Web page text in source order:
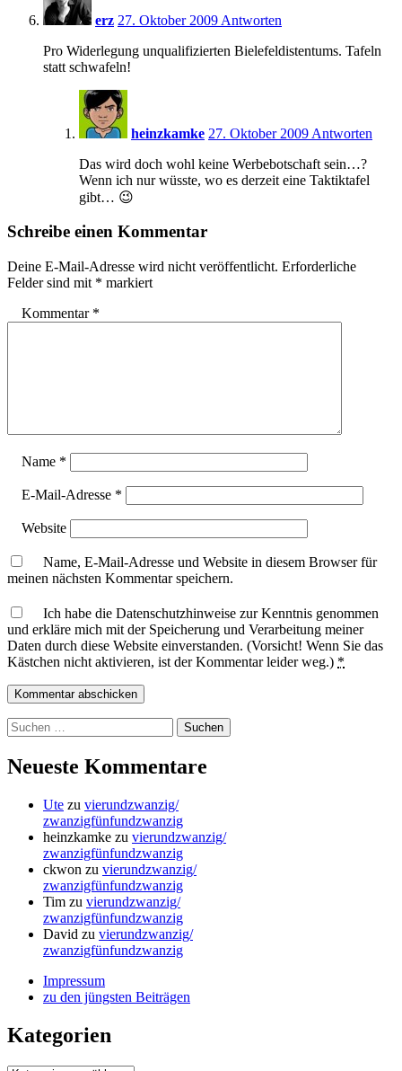
erz 27. Oktober 2009 Antworten
Pro Widerlegung unqualifizierten Bielefeldistentums. Tafeln
statt schwafeln!
heinzkamke 27. Oktober 2009 Antworten
Das wird doch wohl keine Werbebotschaft sein…?
Wenn ich nur wüsste, wo es derzeit eine Taktiktafel
gibt… 😉
Schreibe einen Kommentar
Deine E-Mail-Adresse wird nicht veröffentlicht. Erforderliche
Felder sind mit * markiert
Kommentar *
Name *
E-Mail-Adresse *
Website
Name, E-Mail-Adresse und Website in diesem Browser für
meinen nächsten Kommentar speichern.
Ich habe die Datenschutzhinweise zur Kenntnis genommen
und erkläre mich mit der Speicherung und Verarbeitung meiner
Daten durch diese Website einverstanden. (Vorsicht! Wenn Sie das
Kästchen nicht aktivieren, ist der Kommentar leider weg.) *
Suchen
nach:
Neueste Kommentare
Ute zu vierundzwanzig/
zwanzigfünfundzwanzig
heinzkamke zu vierundzwanzig/
zwanzigfünfundzwanzig
ckwon zu vierundzwanzig/
zwanzigfünfundzwanzig
Tim zu vierundzwanzig/
zwanzigfünfundzwanzig
David zu vierundzwanzig/
zwanzigfünfundzwanzig
Impressum
zu den jüngsten Beiträgen
Kategorien